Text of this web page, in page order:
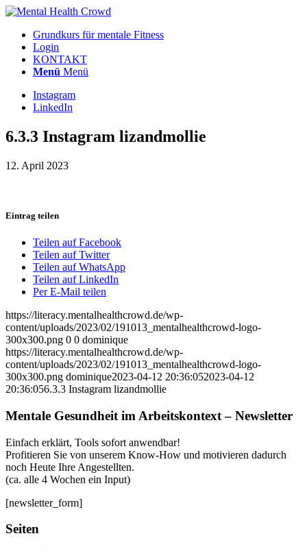
Grundkurs für mentale Fitness
Login
KONTAKT
Menü Menü
Instagram
LinkedIn
6.3.3 Instagram lizandmollie
12. April 2023
Eintrag teilen
Teilen auf Facebook
Teilen auf Twitter
Teilen auf WhatsApp
Teilen auf LinkedIn
Per E-Mail teilen
https://literacy.mentalhealthcrowd.de/wp-
content/uploads/2023/02/191013_mentalhealthcrowd-logo-
300x300.png 0 0 dominique
https://literacy.mentalhealthcrowd.de/wp-
content/uploads/2023/02/191013_mentalhealthcrowd-logo-
300x300.png dominique2023-04-12 20:36:052023-04-12
20:36:056.3.3 Instagram lizandmollie
Mentale Gesundheit im Arbeitskontext – Newsletter
Einfach erklärt, Tools sofort anwendbar!
Profitieren Sie von unserem Know-How und motivieren dadurch
noch Heute Ihre Angestellten.
(ca. alle 4 Wochen ein Input)
[newsletter_form]
Seiten